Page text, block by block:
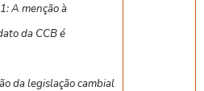
A menção à
da CCB é
da legislação cambial